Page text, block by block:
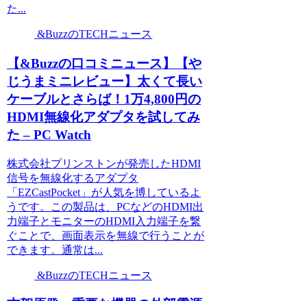
た...
&BuzzのTECHニュース
【&Buzzの口コミニュース】【や
じうまミニレビュー】太くて長い
ケーブルとさらば！1万4,800円の
HDMI無線化アダプタを試してみ
た – PC Watch
株式会社プリンストンが発売したHDMI
信号を無線化するアダプタ
「EZCastPocket」が人気を博しているよ
うです。この製品は、PCなどのHDMI出
力端子とモニターのHDMI入力端子を繋
ぐことで、画面表示を無線で行うことが
できます。通常は...
&BuzzのTECHニュース